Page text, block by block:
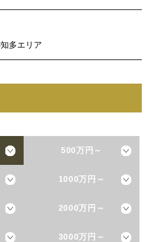
知多エリア
500万円～
1000万円～
2000万円～
3000万円～